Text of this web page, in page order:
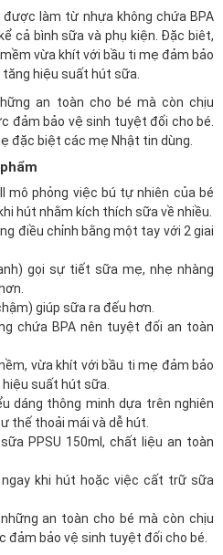
làm từ nhựa không chứa BPA
cả bình sữa và phụ kiện. Đặc biêt,
vừa khít với bầu ti mẹ đảm bảo
tăng hiệu suất hút sữa.
an toàn cho bé mà còn chịu
đảm bảo vệ sinh tuyệt đối cho bé.
đặc biệt các mẹ Nhật tin dùng.
mô phỏng việc bú tự nhiên của bé
hút nhằm kích thích sữa về nhiều.
điều chỉnh bằng một tay với 2 giai
gọi sự tiết sữa mẹ, nhẹ nhàng
giúp sữa ra đếu hơn.
chứa BPA nên tuyệt đối an toàn
vừa khít với bầu ti mẹ đảm bảo
hiệu suất hút sữa.
dáng thông minh dựa trên nghiên
thế thoải mái và dễ hút.
PPSU 150ml, chất liệu an toàn
khi hút hoặc việc cất trữ sữa
an toàn cho bé mà còn chịu
bảo vệ sinh tuyệt đối cho bé.